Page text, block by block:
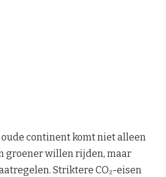
continent komt niet alleen
groener willen rijden, maar
Striktere CO₂-eisen